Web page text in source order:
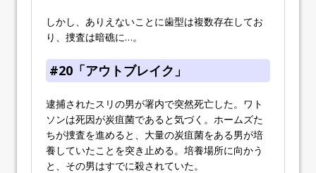
しかし、ありえないことに歯型は複数存在してお
り、捜査は暗礁に…。
#20「アウトブレイク」
逮捕されたスリの男が署内で突然死亡した。ワト
ソンは死因が炭疽菌であると気づく。ホームズた
ちが捜査を進めると、大量の炭疽菌をある男が培
養していたことを突き止める。培養場所に向かう
と、その男はすでに殺されていた。